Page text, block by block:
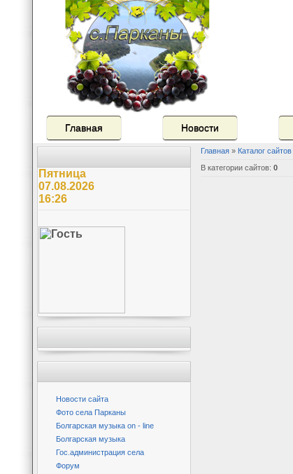
Главная Новости
Пятница
07.08.2026
16:26
Новости сайта
Фото села Парканы
Болгарская музыка on - line
Болгарская музыка
Гос.администрация села
Форум
Главная » Каталог сайтов
В категории сайтов: 0